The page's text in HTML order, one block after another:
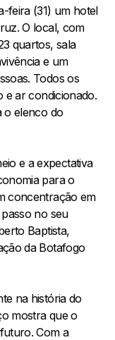
feira (31) um hotel
O local, com
quartos, sala
e um
Todos os
e ar condicionado.
o elenco do
e a expectativa
para o
concentração em
no seu
Baptista,
da Botafogo
na história do
mostra que o
Com a